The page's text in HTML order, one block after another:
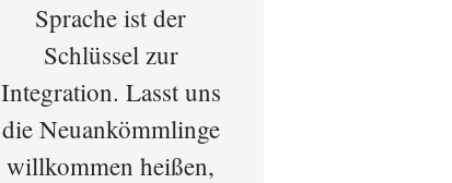
Sprache ist der
Schlüssel zur
Integration. Lasst uns
die Neuankömmlinge
willkommen heißen,